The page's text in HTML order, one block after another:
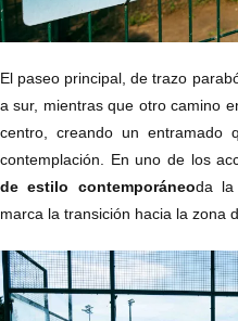
El paseo principal, de trazo
a sur, mientras que otro camino
centro, creando un entramado
contemplación. En uno de los
de estilo contemporáneoda la
marca la transición hacia la zona